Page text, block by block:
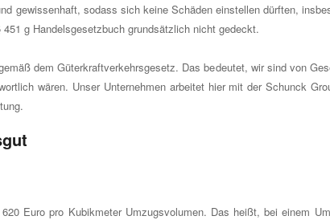
gewissenhaft, sodass sich keine Schäden einstellen dürften,
g Handelsgesetzbuch grundsätzlich nicht gedeckt.
dem Güterkraftverkehrsgesetz. Das bedeutet, wir sind von
wären. Unser Unternehmen arbeitet hier mit der Schunck
Euro pro Kubikmeter Umzugsvolumen. Das heißt, bei einem